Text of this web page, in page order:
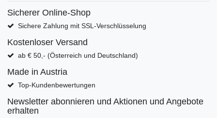
Sicherer Online-Shop
Sichere Zahlung mit SSL-Verschlüsselung
Kostenloser Versand
ab € 50,- (Österreich und Deutschland)
Made in Austria
Top-Kundenbewertungen
Newsletter abonnieren und Aktionen und Angebote
erhalten